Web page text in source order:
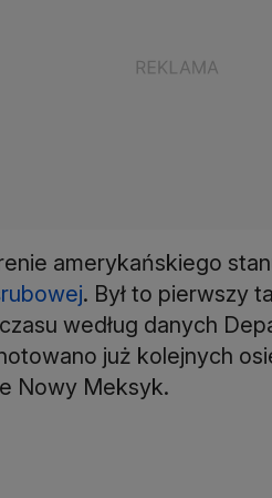
amerykańskiego
. Był to pierwszy
według danych
już kolejnych
Nowy Meksyk.